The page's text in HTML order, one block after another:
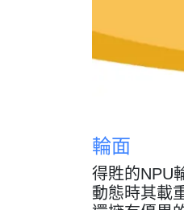
輪面
得貹的NPU
動態時其載